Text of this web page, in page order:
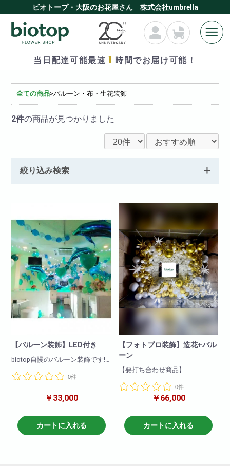
ビオトープ・大阪のお花屋さん 株式会社umbrella
当日配達可能最速 1 時間でお届け可能！
バルーン・布・生花装飾
全ての商品>バルーン・布・生花装飾
2件の商品が見つかりました
絞り込み検索
【バルーン装飾】LED付き
biotop自慢のバルーン装飾です!
みえますよ!
もお見積りさせていただきます
バルーン装飾ならbiotopにお任せ
ください!
0件
￥33,000
カートに入れる
【フォトプロ装飾】造花+バル
ーン
【要打ち合わせ商品】
「写真映えする空間を作りた
「店舗全体はできないから、入
口や1部の壁面を豪華にしたい!」
とお考えのかたにオススメです!
0件
￥66,000
カートに入れる